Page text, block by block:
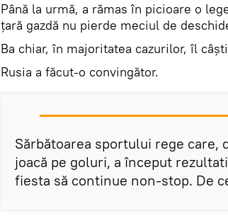
Până la urmă, a rămas în picioare o
țară gazdă nu pierde meciul de
Ba chiar, în majoritatea cazurilor, îl
Rusia a făcut-o convingător.
Sărbătoarea sportului rege care,
joacă pe goluri, a început
fiesta să continue non-stop. De